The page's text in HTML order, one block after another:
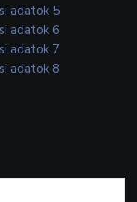
adatok 5
adatok 6
adatok 7
adatok 8